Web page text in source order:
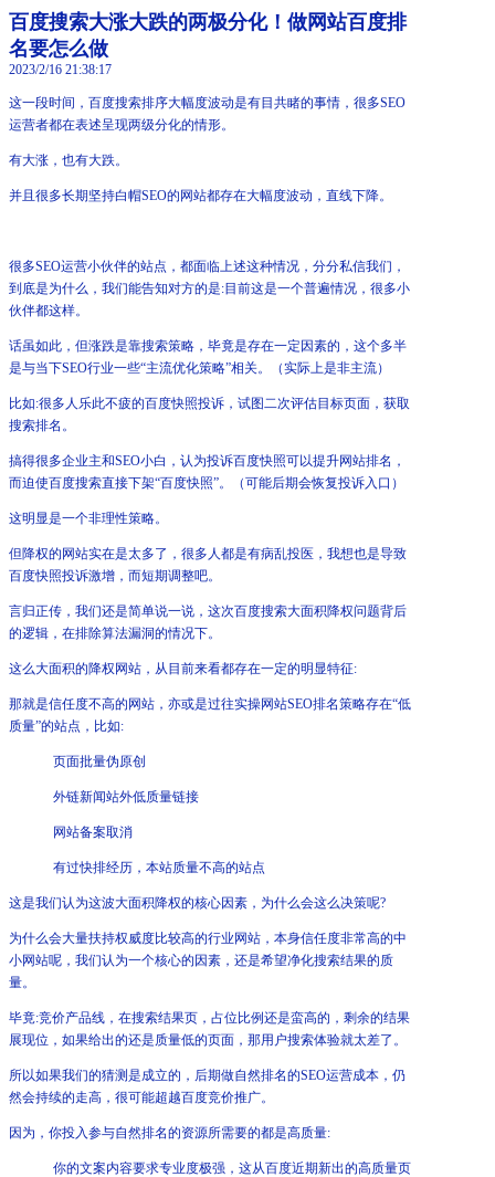
百度搜索大涨大跌的两极分化！做网站百度排
名要怎么做
2023/2/16 21:38:17
这一段时间，百度搜索排序大幅度波动是有目共睹的事情，很多SEO
运营者都在表述呈现两级分化的情形。
有大涨，也有大跌。
并且很多长期坚持白帽SEO的网站都存在大幅度波动，直线下降。
很多SEO运营小伙伴的站点，都面临上述这种情况，分分私信我们，
到底是为什么，我们能告知对方的是:目前这是一个普遍情况，很多小
伙伴都这样。
话虽如此，但涨跌是靠搜索策略，毕竟是存在一定因素的，这个多半
是与当下SEO行业一些“主流优化策略”相关。（实际上是非主流）
比如:很多人乐此不疲的百度快照投诉，试图二次评估目标页面，获取
搜索排名。
搞得很多企业主和SEO小白，认为投诉百度快照可以提升网站排名，
而迫使百度搜索直接下架“百度快照”。（可能后期会恢复投诉入口）
这明显是一个非理性策略。
但降权的网站实在是太多了，很多人都是有病乱投医，我想也是导致
百度快照投诉激增，而短期调整吧。
言归正传，我们还是简单说一说，这次百度搜索大面积降权问题背后
的逻辑，在排除算法漏洞的情况下。
这么大面积的降权网站，从目前来看都存在一定的明显特征:
那就是信任度不高的网站，亦或是过往实操网站SEO排名策略存在“低
质量”的站点，比如:
页面批量伪原创
外链新闻站外低质量链接
网站备案取消
有过快排经历，本站质量不高的站点
这是我们认为这波大面积降权的核心因素，为什么会这么决策呢?
为什么会大量扶持权威度比较高的行业网站，本身信任度非常高的中
小网站呢，我们认为一个核心的因素，还是希望净化搜索结果的质
量。
毕竟:竞价产品线，在搜索结果页，占位比例还是蛮高的，剩余的结果
展现位，如果给出的还是质量低的页面，那用户搜索体验就太差了。
所以如果我们的猜测是成立的，后期做自然排名的SEO运营成本，仍
然会持续的走高，很可能超越百度竞价推广。
因为，你投入参与自然排名的资源所需要的都是高质量:
你的文案内容要求专业度极强，这从百度近期新出的高质量页